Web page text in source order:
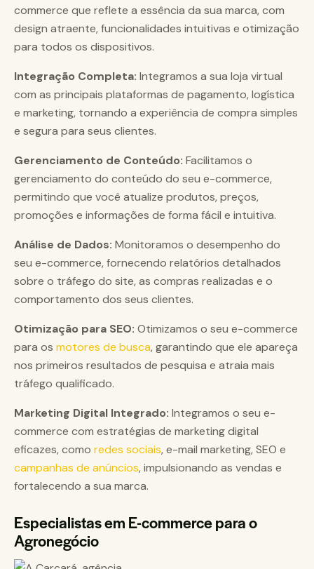
commerce que reflete a essência da sua marca, com
design atraente, funcionalidades intuitivas e otimização
para todos os dispositivos.
Integração Completa: Integramos a sua loja virtual
com as principais plataformas de pagamento, logística
e marketing, tornando a experiência de compra simples
e segura para seus clientes.
Gerenciamento de Conteúdo: Facilitamos o
gerenciamento do conteúdo do seu e-commerce,
permitindo que você atualize produtos, preços,
promoções e informações de forma fácil e intuitiva.
Análise de Dados: Monitoramos o desempenho do
seu e-commerce, fornecendo relatórios detalhados
sobre o tráfego do site, as compras realizadas e o
comportamento dos seus clientes.
Otimização para SEO: Otimizamos o seu e-commerce
para os motores de busca, garantindo que ele apareça
nos primeiros resultados de pesquisa e atraia mais
tráfego qualificado.
Marketing Digital Integrado: Integramos o seu e-
commerce com estratégias de marketing digital
eficazes, como redes sociais, e-mail marketing, SEO e
campanhas de anúncios, impulsionando as vendas e
fortalecendo a sua marca.
Especialistas em E-commerce para o
Agronegócio